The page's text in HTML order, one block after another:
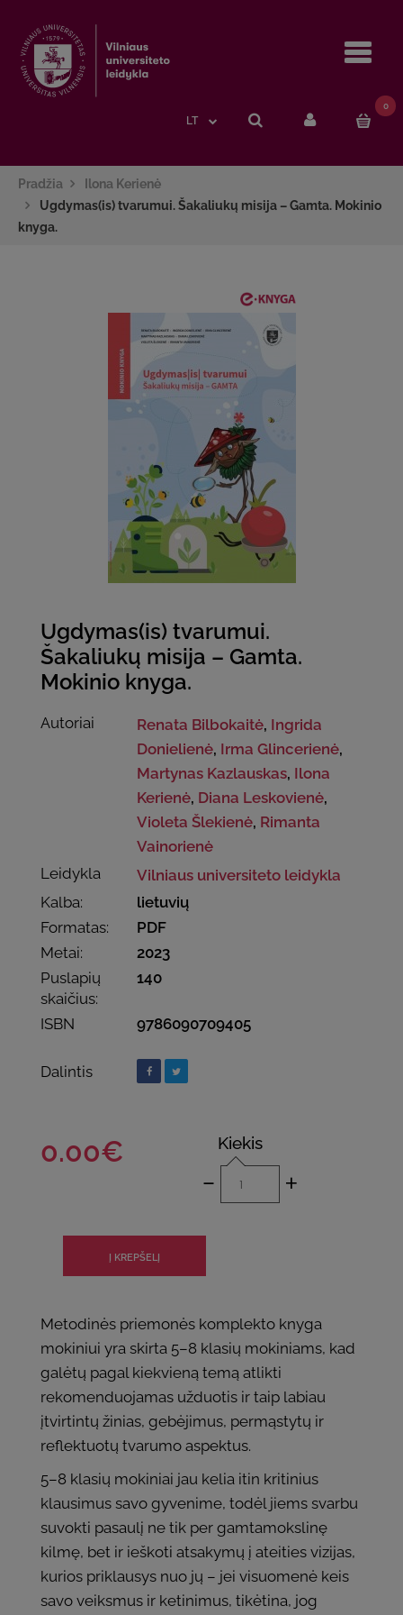
LT
0
Pradžia
Ilona Kerienė
Ugdymas(is) tvarumui. Šakaliukų misija – Gamta. Mokinio
knyga.
Ugdymas(is) tvarumui.
Šakaliukų misija – Gamta.
Mokinio knyga.
Autoriai Renata Bilbokaitė, Ingrida
Donielienė, Irma Glincerienė,
Martynas Kazlauskas, Ilona
Kerienė, Diana Leskovienė,
Violeta Šlekienė, Rimanta
Vainorienė
Leidykla
Vilniaus universiteto leidykla
Kalba:
lietuvių
Formatas:
PDF
Metai:
2023
Puslapių
skaičius:
140
ISBN 9786090709405
Dalintis
0.00€ Kiekis
- +
Metodinės priemonės komplekto knyga
mokiniui yra skirta 5–8 klasių mokiniams, kad
galėtų pagal kiekvieną temą atlikti
rekomenduojamas užduotis ir taip labiau
įtvirtintų žinias, gebėjimus, permąstytų ir
reflektuotų tvarumo aspektus.
5–8 klasių mokiniai jau kelia itin kritinius
klausimus savo gyvenime, todėl jiems svarbu
suvokti pasaulį ne tik per gamtamokslinę
kilmę, bet ir ieškoti atsakymų į ateities vizijas,
kurios priklausys nuo jų – jei visuomenė keis
savo veiksmus ir ketinimus, tikėtina, jog